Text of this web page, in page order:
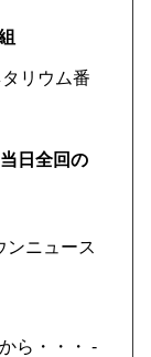
リウム番
日全回の
ンニュース
ら・・・ -